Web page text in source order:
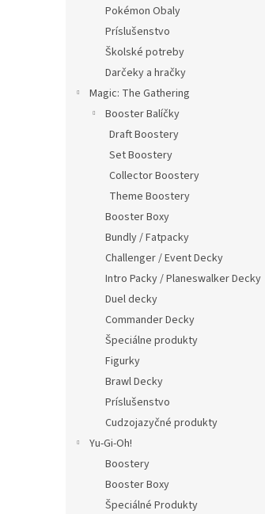
Pokémon Obaly
Príslušenstvo
Školské potreby
Darčeky a hračky
Magic: The Gathering
Booster Balíčky
Draft Boostery
Set Boostery
Collector Boostery
Theme Boostery
Booster Boxy
Bundly / Fatpacky
Challenger / Event Decky
Intro Packy / Planeswalker Decky
Duel decky
Commander Decky
Špeciálne produkty
Figurky
Brawl Decky
Príslušenstvo
Cudzojazyčné produkty
Yu-Gi-Oh!
Boostery
Booster Boxy
Špeciálné Produkty